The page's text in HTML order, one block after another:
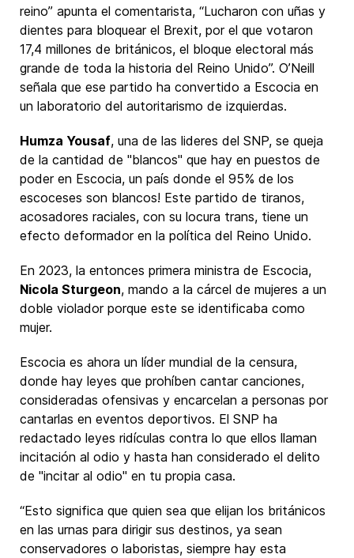
reino” apunta el comentarista, “Lucharon con uñas y
dientes para bloquear el Brexit, por el que votaron
17,4 millones de británicos, el bloque electoral más
grande de toda la historia del Reino Unido”. O’Neill
señala que ese partido ha convertido a Escocia en
un laboratorio del autoritarismo de izquierdas.
Humza Yousaf, una de las lideres del SNP, se queja
de la cantidad de "blancos" que hay en puestos de
poder en Escocia, un país donde el 95% de los
escoceses son blancos! Este partido de tiranos,
acosadores raciales, con su locura trans, tiene un
efecto deformador en la política del Reino Unido.
En 2023, la entonces primera ministra de Escocia,
Nicola Sturgeon, mando a la cárcel de mujeres a un
doble violador porque este se identificaba como
mujer.
Escocia es ahora un líder mundial de la censura,
donde hay leyes que prohíben cantar canciones,
consideradas ofensivas y encarcelan a personas por
cantarlas en eventos deportivos. El SNP ha
redactado leyes ridículas contra lo que ellos llaman
incitación al odio y hasta han considerado el delito
de "incitar al odio" en tu propia casa.
“Esto significa que quien sea que elijan los británicos
en las urnas para dirigir sus destinos, ya sean
conservadores o laboristas, siempre hay esta